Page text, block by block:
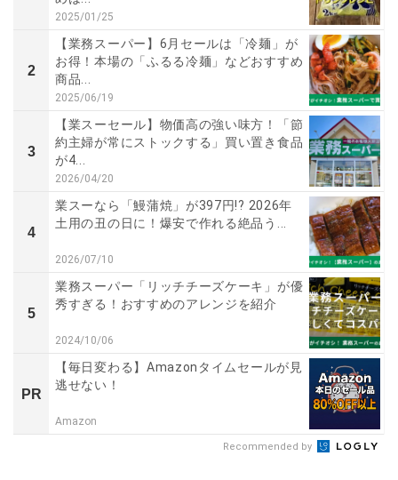
2025/01/25
2
【業務スーパー】6月セールは「冷麺」が
お得！本場の「ふるる冷麺」などおすすめ
商品...
2025/06/19
3
【業スーセール】物価高の強い味方！「節
約主婦が常にストックする」買い置き食品
が4...
2026/04/20
4
業スーなら「鰻蒲焼」が397円!? 2026年
土用の丑の日に！爆安で作れる絶品う...
2026/07/10
5
業務スーパー「リッチチーズケーキ」が優
秀すぎる！おすすめのアレンジを紹介
2024/10/06
PR
【毎日変わる】Amazonタイムセールが見
逃せない！
Amazon
Recommended by